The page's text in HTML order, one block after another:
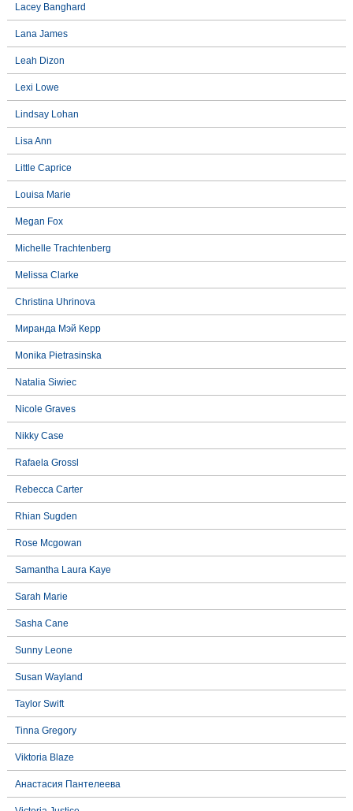
Lacey Banghard
Lana James
Leah Dizon
Lexi Lowe
Lindsay Lohan
Lisa Ann
Little Caprice
Louisa Marie
Megan Fox
Michelle Trachtenberg
Melissa Clarke
Christina Uhrinova
Миранда Мэй Керр
Monika Pietrasinska
Natalia Siwiec
Nicole Graves
Nikky Case
Rafaela Grossl
Rebecca Carter
Rhian Sugden
Rose Mcgowan
Samantha Laura Kaye
Sarah Marie
Sasha Cane
Sunny Leone
Susan Wayland
Taylor Swift
Tinna Gregory
Viktoria Blaze
Анастасия Пантелеева